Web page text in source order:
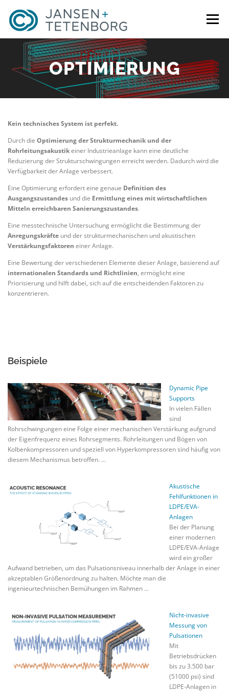
Inhalt
springen
Menü
PORTFOLIO PRODUKTE ÜBER UNS
NEUIGKEITEN STELLEN
OPTIMIERUNG
Kein technisches System ist perfekt.
Durch die Optimierung der Strukturmechanik und der
Rohrleitungsakustikeiner Industrieanlage kann eine deutliche
Reduzierung der Strukturschwingungen erreicht werden. Dadurch wird die
Verfügbarkeit der Anlage verbessert.
Eine Optimierung erfordert eine genaue Definition des
Ausgangszustandes und die Ermittlung eines mit wirtschaftlichen
Mitteln erreichbaren Sanierungszustandes.
Eine messtechnische Untersuchung ermöglicht die Bestimmung der
Anregungskräfte und der strukturmechanischen und akustischen
Verstärkungsfaktoren einer Anlage.
Eine Bewertung der verschiedenen Elemente dieser Anlage, basierend auf
internationalen Standards und Richtlinien, ermöglicht eine
Priorisierung und hilft dabei, sich auf die entscheidenden Faktoren zu
konzentrieren.
Beispiele
Dynamic Pipe
Supports
In vielen Fällen
sind
Rohrschwingungen eine Folge einer mechanischen Verstärkung aufgrund
der Eigenfrequenz eines Rohrsegments. Rohrleitungen und Bögen von
Kolbenkompressoren und speziell von Hyperkompressoren sind häufig von
diesem Mechanismus betroffen. ...
Akustische
Fehlfunktionen in
LDPE/EVA-
Anlagen
Bei der Planung
einer modernen
LDPE/EVA-Anlage
wird ein großer
Aufwand betrieben, um das Pulsationsniveau innerhalb der Anlage in einer
akzeptablen Größenordnung zu halten. Möchte man die
ingenieurtechnischen Bemühungen im Rahmen ...
Nicht-invasive
Messung von
Pulsationen
Mit
Betriebsdrücken
bis zu 3.500 bar
(51000 psi) sind
LDPE-Anlagen in